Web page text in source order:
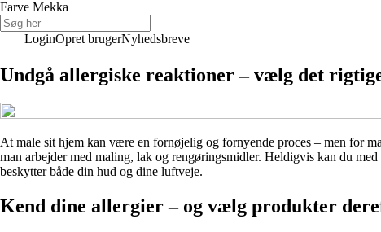
Farve Mekka
LoginOpret brugerNyhedsbreve
Undgå allergiske reaktioner – vælg det
At male sit hjem kan være en fornøjelig og fornyende proces – men for
man arbejder med maling, lak og rengøringsmidler. Heldigvis kan du
beskytter både din hud og dine luftveje.
Kend dine allergier – og vælg produkter